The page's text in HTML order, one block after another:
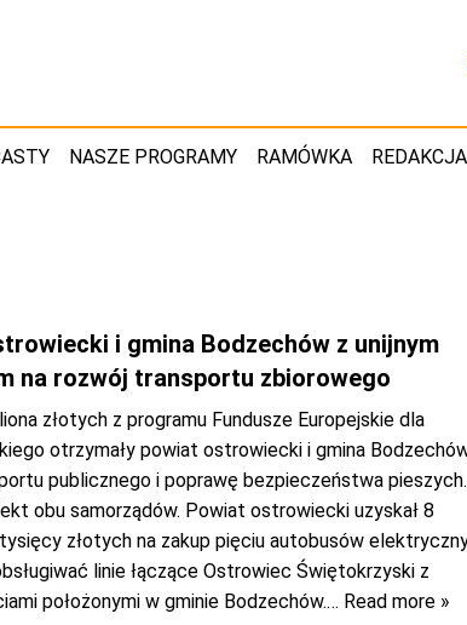
NASZE PROGRAMY RAMÓWKA REDAKCJA
i gmina Bodzechów z unijnym
na rozwój transportu zbiorowego
złotych z programu Fundusze Europejskie dla
otrzymały powiat ostrowiecki i gmina
publicznego i poprawę bezpieczeństwa
obu samorządów. Powiat ostrowiecki uzyskał 8
złotych na zakup pięciu autobusów
linie łączące Ostrowiec Świętokrzyski z
położonymi w gminie Bodzechów.… Read more »